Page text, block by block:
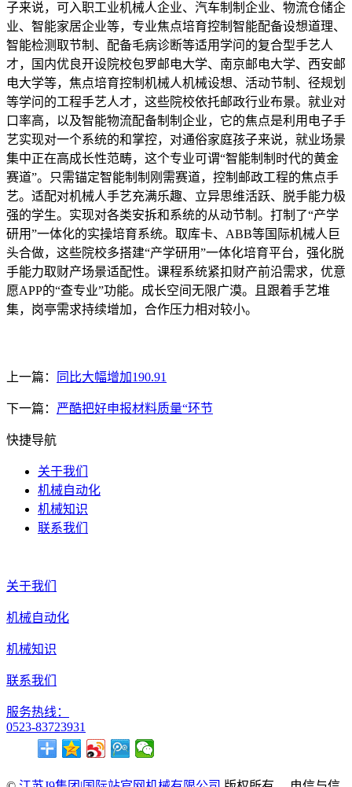
子来说，可入职工业机械人企业、汽车制制企业、物流仓储企
业、智能家居企业等，专业焦点培育控制智能配备设想道理、
智能检测取节制、配备毛病诊断等适用学问的复合型手艺人
才，国内优良开设院校包罗邮电大学、南京邮电大学、西安邮
电大学等，焦点培育控制机械人机械设想、活动节制、径规划
等学问的工程手艺人才，这些院校依托邮政行业布景。就业对
口率高，以及智能物流配备制制企业，它的焦点是利用电子手
艺实现对一个系统的和掌控，对通俗家庭孩子来说，就业场景
集中正在高成长性范畴，这个专业可谓“智能制制时代的黄金
赛道”。只需锚定智能制制刚需赛道，控制邮政工程的焦点手
艺。适配对机械人手艺充满乐趣、立异思维活跃、脱手能力极
强的学生。实现对各类安拆和系统的从动节制。打制了“产学
研用”一体化的实操培育系统。取库卡、ABB等国际机械人巨
头合做，这些院校多搭建“产学研用”一体化培育平台，强化脱
手能力取财产场景适配性。课程系统紧扣财产前沿需求，优意
愿APP的“查专业”功能。成长空间无限广漠。且跟着手艺堆
集，岗亭需求持续增加，合作压力相对较小。
上一篇： 同比大幅增加190.91
下一篇： 严酷把好申报材料质量“环节
快捷导航
关于我们
机械自动化
机械知识
联系我们
关于我们
机械自动化
机械知识
联系我们
服务热线：
0523-83723931